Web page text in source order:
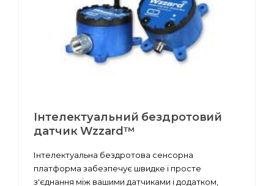
Інтелектуальний бездротовий
датчик Wzzard™
Інтелектуальна бездротова сенсорна
платформа забезпечує швидке і просте
з'єднання між вашими датчиками і додатком,